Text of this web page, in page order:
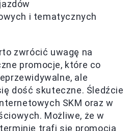
i tematycznych
zwrócić uwagę na
promocje, które co
ale
dość skuteczne. Śledźcie
SKM oraz w
Możliwe, że w
trafi się promocja